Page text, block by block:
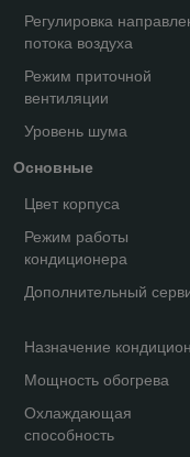
Регулировка
потока воздуха
Режим приточной
вентиляции
Уровень шума
Основные
Цвет корпуса
Режим работы
кондиционера
Дополнительный
Назначение
Мощность обогрева
Охлаждающая
способность